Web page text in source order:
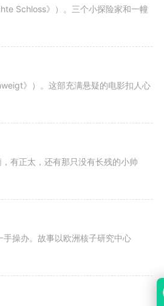
Schloss》）。三个小探险家和一幢
》）。这部充满悬疑的电影扣人心
有正太，还有那只没有长残的小帅
操办。故事以欧洲核子研究中心